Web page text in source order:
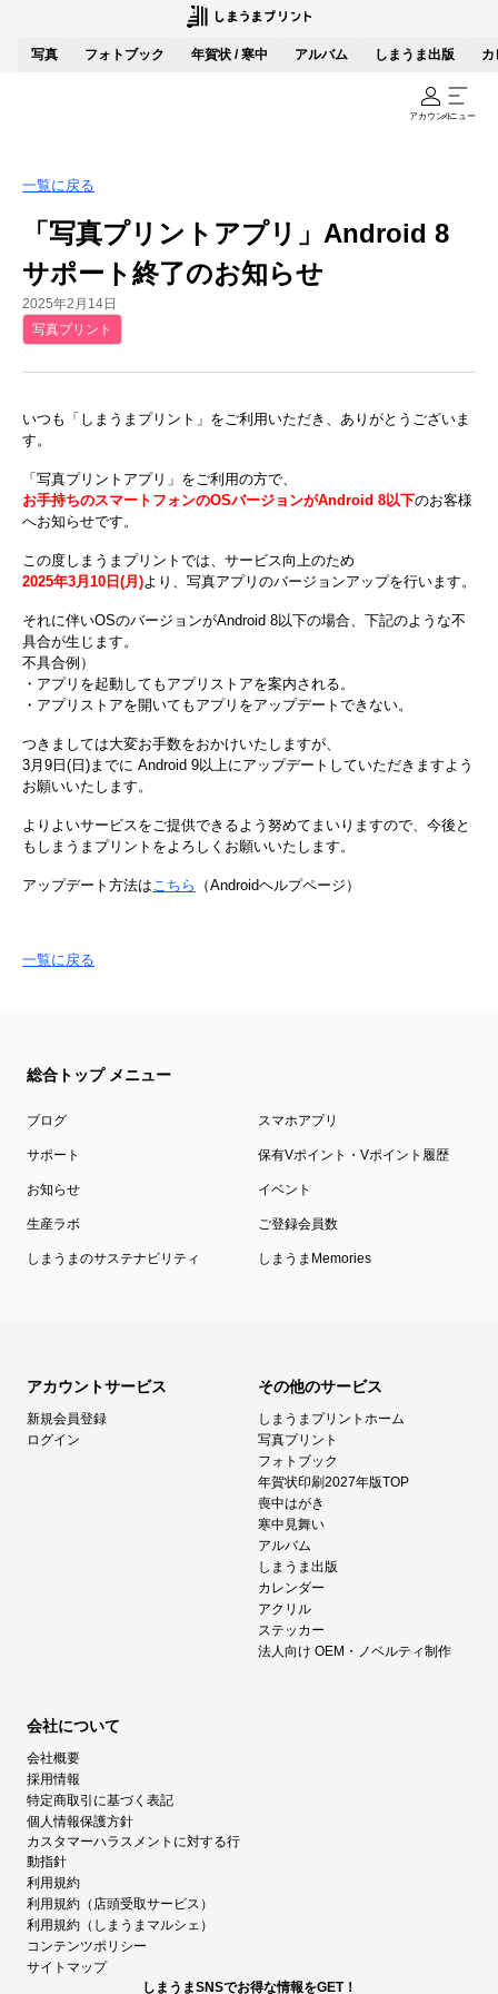
写真 フォトブック 年賀状 / 寒中 アルバム しまうま出版 カ
アカウントメニュー
一覧に戻る
「写真プリントアプリ」Android 8
サポート終了のお知らせ
2025年2月14日
写真プリント
いつも「しまうまプリント」をご利用いただき、ありがとうございま
す。
「写真プリントアプリ」をご利用の方で、
お手持ちのスマートフォンのOSバージョンがAndroid 8以下のお客様
へお知らせです。
この度しまうまプリントでは、サービス向上のため
2025年3月10日(月)より、写真アプリのバージョンアップを行います。
それに伴いOSのバージョンがAndroid 8以下の場合、下記のような不
具合が生じます。
不具合例）
・アプリを起動してもアプリストアを案内される。
・アプリストアを開いてもアプリをアップデートできない。
つきましては大変お手数をおかけいたしますが、
3月9日(日)までに Android 9以上にアップデートしていただきますよう
お願いいたします。
よりよいサービスをご提供できるよう努めてまいりますので、今後と
もしまうまプリントをよろしくお願いいたします。
アップデート方法はこちら （Androidヘルプページ）
一覧に戻る
総合トップ メニュー
ブログ スマホアプリ
サポート 保有Vポイント・Vポイント履歴
お知らせ イベント
生産ラボ ご登録会員数
しまうまのサステナビリティ しまうまMemories
アカウントサービス
新規会員登録
ログイン
その他のサービス
しまうまプリントホーム
写真プリント
フォトブック
年賀状印刷2027年版TOP
喪中はがき
寒中見舞い
アルバム
しまうま出版
カレンダー
アクリル
ステッカー
法人向け OEM・ノベルティ制作
会社について
会社概要
採用情報
特定商取引に基づく表記
個人情報保護方針
カスタマーハラスメントに対する行
動指針
利用規約
利用規約（店頭受取サービス）
利用規約（しまうまマルシェ）
コンテンツポリシー
サイトマップ
しまうまSNSでお得な情報をGET！